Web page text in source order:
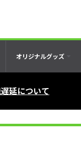
オリジナルグッズ
延について